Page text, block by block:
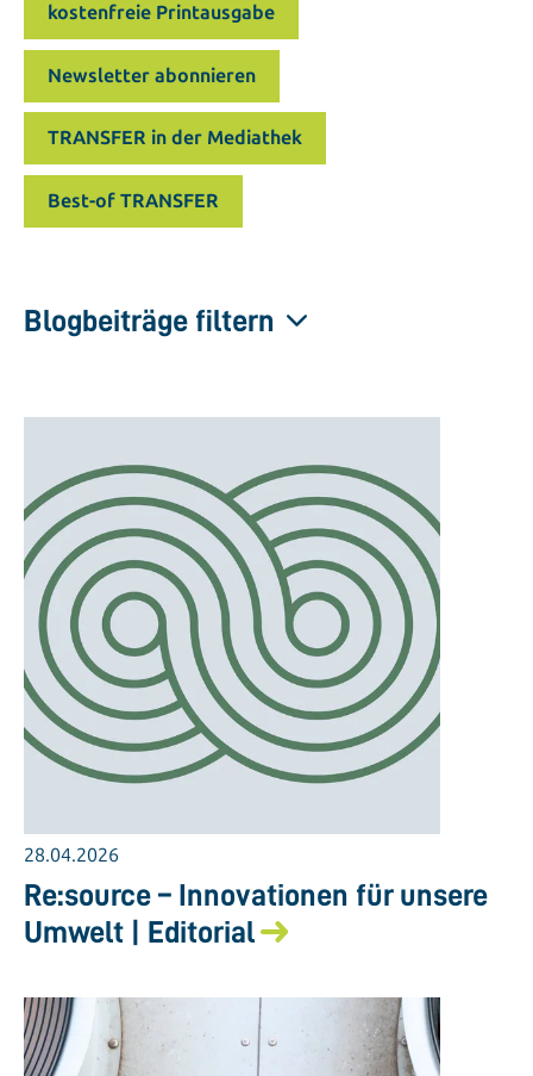
kostenfreie Printausgabe
Newsletter abonnieren
TRANSFER in der Mediathek
Best-of TRANSFER
Blogbeiträge filtern
28.04.2026
Re:source – Innovationen für unsere
Umwelt | Editorial